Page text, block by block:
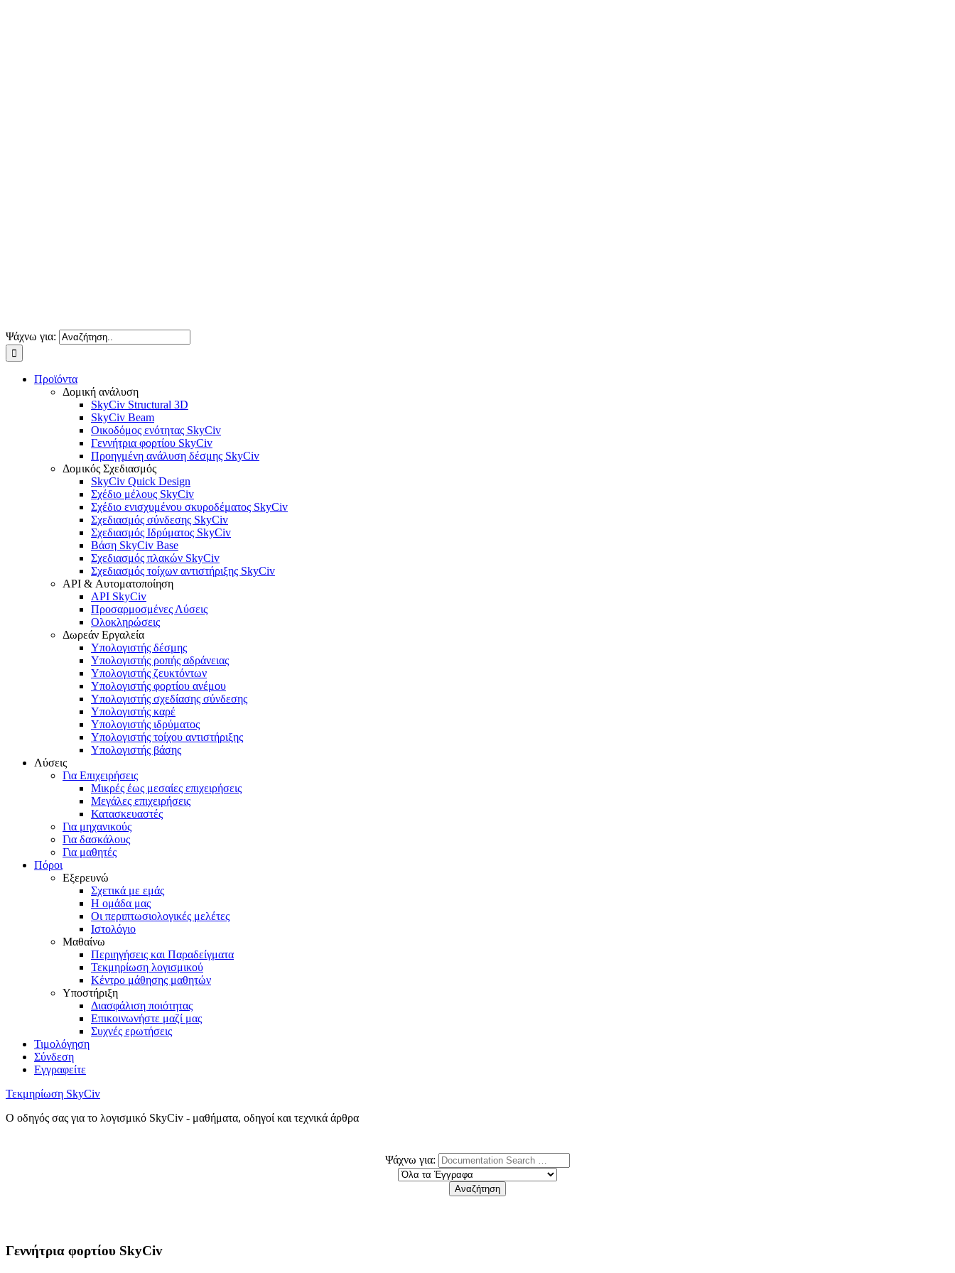
Ψάχνω για:
Προϊόντα
Δομική ανάλυση
SkyCiv Structural 3D
SkyCiv Beam
Οικοδόμος ενότητας SkyCiv
Γεννήτρια φορτίου SkyCiv
Προηγμένη ανάλυση δέσμης SkyCiv
Δομικός Σχεδιασμός
SkyCiv Quick Design
Σχέδιο μέλους SkyCiv
Σχέδιο ενισχυμένου σκυροδέματος SkyCiv
Σχεδιασμός σύνδεσης SkyCiv
Σχεδιασμός Ιδρύματος SkyCiv
Βάση SkyCiv Base
Σχεδιασμός πλακών SkyCiv
Σχεδιασμός τοίχων αντιστήριξης SkyCiv
API & Αυτοματοποίηση
API SkyCiv
Προσαρμοσμένες Λύσεις
Ολοκληρώσεις
Δωρεάν Εργαλεία
Υπολογιστής δέσμης
Υπολογιστής ροπής αδράνειας
Υπολογιστής ζευκτόντων
Υπολογιστής φορτίου ανέμου
Υπολογιστής σχεδίασης σύνδεσης
Υπολογιστής καρέ
Υπολογιστής ιδρύματος
Υπολογιστής τοίχου αντιστήριξης
Υπολογιστής βάσης
Λύσεις
Για Επιχειρήσεις
Μικρές έως μεσαίες επιχειρήσεις
Μεγάλες επιχειρήσεις
Κατασκευαστές
Για μηχανικούς
Για δασκάλους
Για μαθητές
Πόροι
Εξερευνώ
Σχετικά με εμάς
Η ομάδα μας
Οι περιπτωσιολογικές μελέτες
Ιστολόγιο
Μαθαίνω
Περιηγήσεις και Παραδείγματα
Τεκμηρίωση λογισμικού
Κέντρο μάθησης μαθητών
Υποστήριξη
Διασφάλιση ποιότητας
Επικοινωνήστε μαζί μας
Συχνές ερωτήσεις
Τιμολόγηση
Σύνδεση
Εγγραφείτε
Τεκμηρίωση SkyCiv
Ο οδηγός σας για το λογισμικό SkyCiv - μαθήματα, οδηγοί και τεχνικά άρθρα
Ψάχνω για:
Γεννήτρια φορτίου SkyCiv